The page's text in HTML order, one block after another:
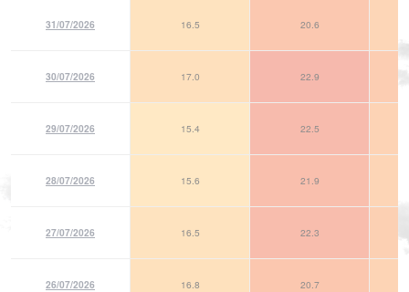
31/07/2026 16.5 20.6
30/07/2026 17.0 22.9
29/07/2026 15.4 22.5
28/07/2026 15.6 21.9
27/07/2026 16.5 22.3
26/07/2026 16.8 20.7